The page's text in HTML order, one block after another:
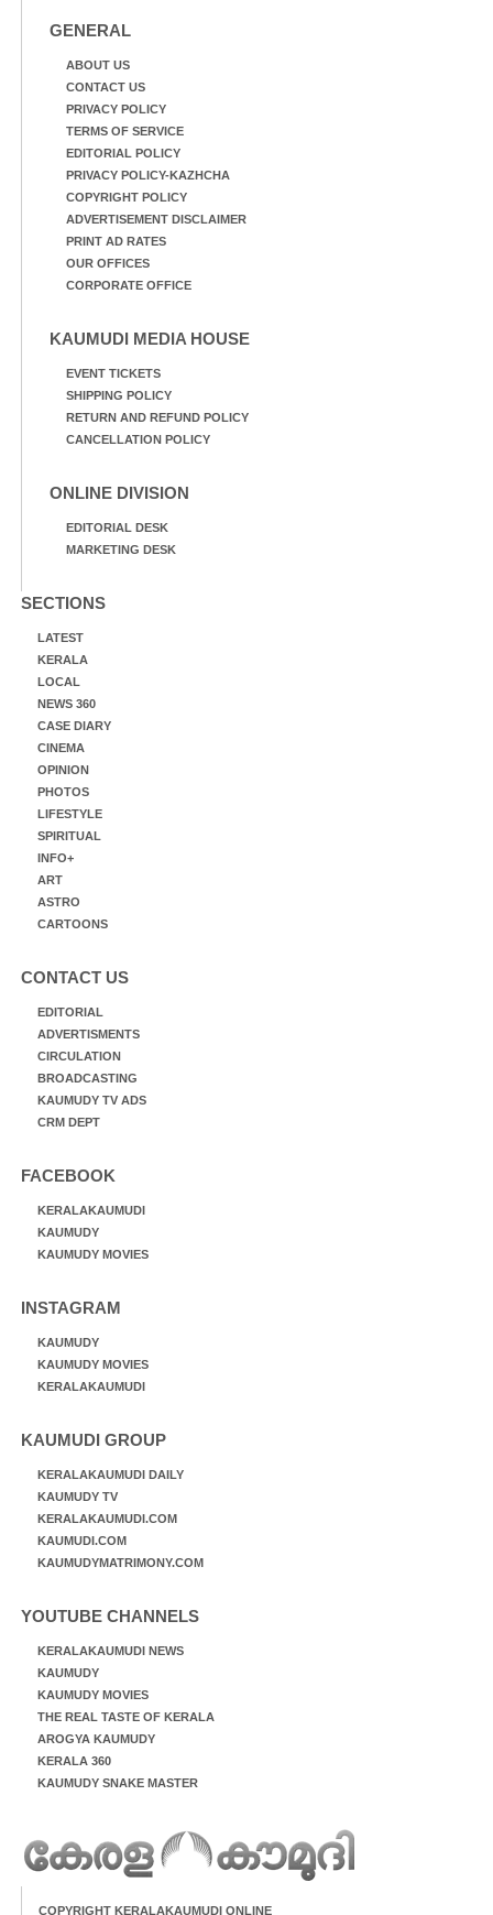
GENERAL
ABOUT US
CONTACT US
PRIVACY POLICY
TERMS OF SERVICE
EDITORIAL POLICY
PRIVACY POLICY-KAZHCHA
COPYRIGHT POLICY
ADVERTISEMENT DISCLAIMER
PRINT AD RATES
OUR OFFICES
CORPORATE OFFICE
KAUMUDI MEDIA HOUSE
EVENT TICKETS
SHIPPING POLICY
RETURN AND REFUND POLICY
CANCELLATION POLICY
ONLINE DIVISION
EDITORIAL DESK
MARKETING DESK
SECTIONS
LATEST
KERALA
LOCAL
NEWS 360
CASE DIARY
CINEMA
OPINION
PHOTOS
LIFESTYLE
SPIRITUAL
INFO+
ART
ASTRO
CARTOONS
CONTACT US
EDITORIAL
ADVERTISMENTS
CIRCULATION
BROADCASTING
KAUMUDY TV ADS
CRM DEPT
FACEBOOK
KERALAKAUMUDI
KAUMUDY
KAUMUDY MOVIES
INSTAGRAM
KAUMUDY
KAUMUDY MOVIES
KERALAKAUMUDI
KAUMUDI GROUP
KERALAKAUMUDI DAILY
KAUMUDY TV
KERALAKAUMUDI.COM
KAUMUDI.COM
KAUMUDYMATRIMONY.COM
YOUTUBE CHANNELS
KERALAKAUMUDI NEWS
KAUMUDY
KAUMUDY MOVIES
THE REAL TASTE OF KERALA
AROGYA KAUMUDY
KERALA 360
KAUMUDY SNAKE MASTER
COPYRIGHT KERALAKAUMUDI ONLINE